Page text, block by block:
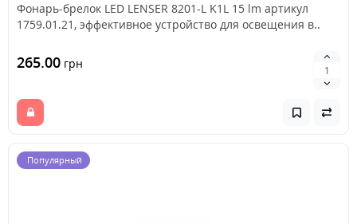
Фонарь-брелок LED LENSER 8201-L K1L 15 lm артикул
1759.01.21, эффективное устройство для освещения в..
265.00 грн
Популярный